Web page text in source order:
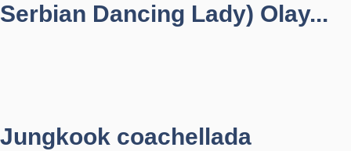
Serbian Dancing Lady) Olay...
Jungkook coachellada